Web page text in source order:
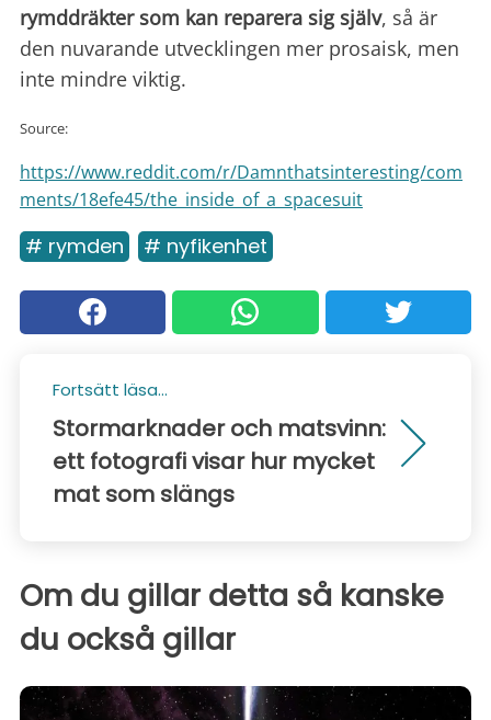
rymddräkter som kan reparera sig själv, så är
den nuvarande utvecklingen mer prosaisk, men
inte mindre viktig.
Source:
https://www.reddit.com/r/Damnthatsinteresting/com
ments/18efe45/the_inside_of_a_spacesuit
# rymden # nyfikenhet
Fortsätt läsa...
Stormarknader och matsvinn:
ett fotografi visar hur mycket
mat som slängs
Om du gillar detta så kanske
du också gillar